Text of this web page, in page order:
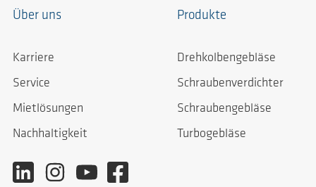
Über uns
Karriere
Service
Mietlösungen
Nachhaltigkeit
Produkte
Drehkolbengebläse
Schraubenverdichter
Schraubengebläse
Turbogebläse